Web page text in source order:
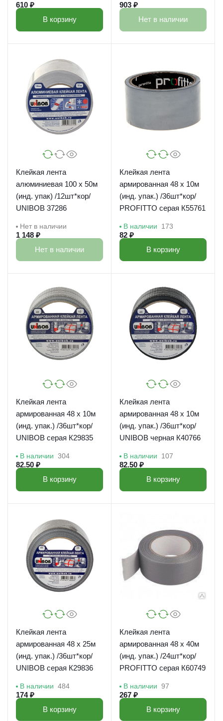
610 ₽
В корзину
903 ₽
Нет в наличии
Клейкая лента
алюминиевая 100 х 50м
(инд. упак) /12шт*кор/
UNIBOB 37286
Нет в наличии
1 148 ₽
Нет в наличии
Клейкая лента
армированная 48 х 10м
(инд. упак.) /36шт*кор/
PROFITTO серая К55761
В наличии 173
82 ₽
В корзину
Клейкая лента
армированная 48 х 10м
(инд. упак.) /36шт*кор/
UNIBOB серая К29835
В наличии 304
82.50 ₽
В корзину
Клейкая лента
армированная 48 х 10м
(инд. упак.) /36шт*кор/
UNIBOB черная К40766
В наличии 107
82.50 ₽
В корзину
Клейкая лента
армированная 48 х 25м
(инд. упак.) /36шт*кор/
UNIBOB серая К29836
В наличии 484
174 ₽
В корзину
Клейкая лента
армированная 48 х 40м
(инд. упак.) /24шт*кор/
PROFITTO серая К60749
В наличии 97
267 ₽
В корзину